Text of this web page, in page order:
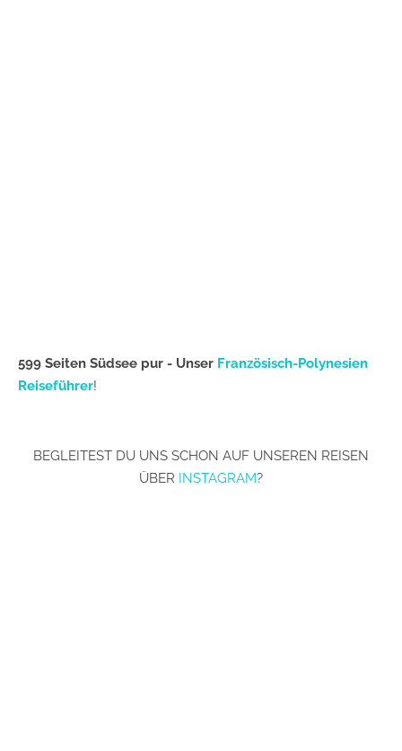
599 Seiten Südsee pur - Unser Französisch-Polynesien
Reiseführer!
BEGLEITEST DU UNS SCHON AUF UNSEREN REISEN
ÜBER INSTAGRAM?